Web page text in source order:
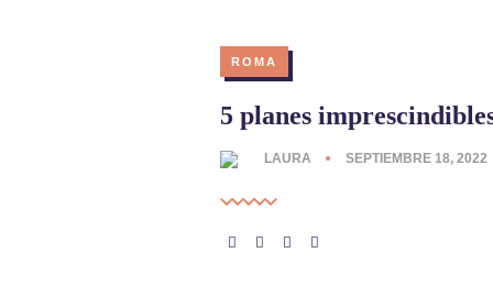
ROMA
5 planes
LAURA SEPTIEMBRE 18, 2022